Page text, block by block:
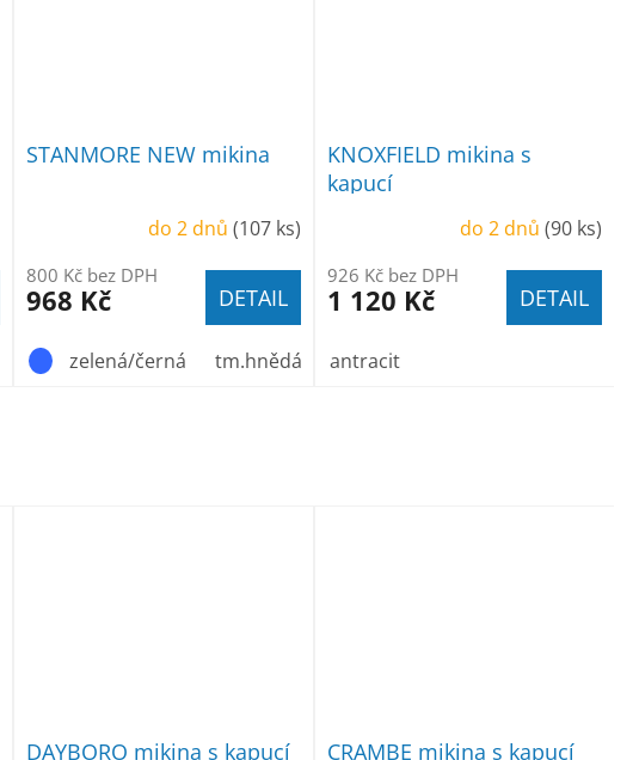
DAYBORO mikina s kapucí CRAMBE mikina s kapucí
STANMORE NEW mikina
do 2 dnů (107 ks)
800 Kč bez DPH
968 Kč DETAIL
zelená/černá tm.hnědá
KNOXFIELD mikina s
kapucí
do 2 dnů (90 ks)
926 Kč bez DPH
1 120 Kč DETAIL
antracit